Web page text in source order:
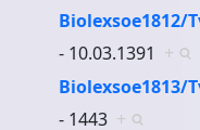
- 10.03.1391 +
- 1443 +